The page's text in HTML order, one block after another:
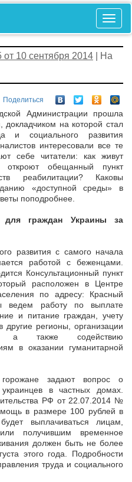
10 сентября 2014 | На
Поделиться
Администрации прошла
на которой стал
и социального развития
интересовали все те
себе читатели: как живут
откроют обещанный пункт
реабилитации? Каковы
«доступной среды» в
поподробнее.
для граждан Украины за
развития с самого начала
работой с беженцами.
Консультационный пункт
расположен в Центре
по адресу: Красный
работу по выплате
и питание граждан, учету
регионы, организации
а также содействию
в оказании гуманитарной
задают вопрос о
в частных домах.
РФ от 22.07.2014 №
в размере 100 рублей в
выплачиваться лицам,
получившим временное
должен быть не более
этого года. Подробности
труда и социального